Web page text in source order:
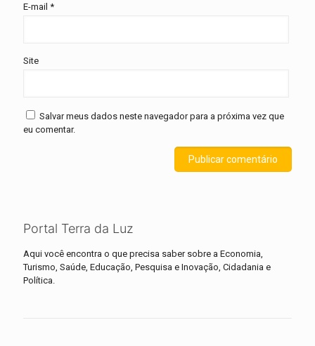
E-mail *
Site
Salvar meus dados neste navegador para a próxima vez que
eu comentar.
Portal Terra da Luz
Aqui você encontra o que precisa saber sobre a Economia,
Turismo, Saúde, Educação, Pesquisa e Inovação, Cidadania e
Política.